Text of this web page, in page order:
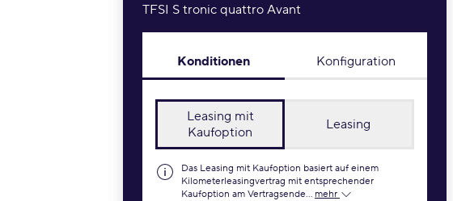
TFSI S tronic quattro Avant
Konditionen Konfiguration
Leasing mit
Kaufoption
Leasing
Das Leasing mit Kaufoption basiert auf einem
Kilometerleasingvertrag mit entsprechender
Kaufoption am Vertragsende... mehr